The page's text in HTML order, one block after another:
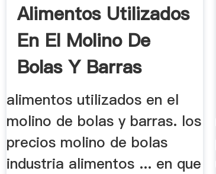
Alimentos Utilizados
En El Molino De
Bolas Y Barras
alimentos utilizados en el
molino de bolas y barras. los
precios molino de bolas
industria alimentos ... en que